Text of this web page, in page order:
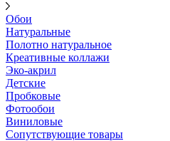
Обои
Натуральные
Полотно натуральное
Креативные коллажи
Эко-акрил
Детские
Пробковые
Фотообои
Виниловые
Сопутствующие товары